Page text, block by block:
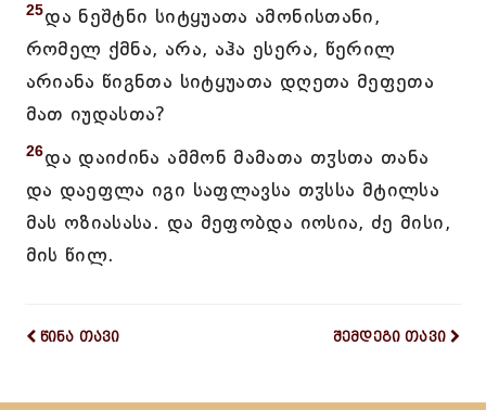
25და ნეშტნი სიტყუათა ამონისთანი,
რომელ ქმნა, არა, აჰა ესერა, წერილ
არიანა წიგნთა სიტყუათა დღეთა მეფეთა
მათ იუდასთა?
26და დაიძინა ამმონ მამათა თჳსთა თანა
და დაეფლა იგი საფლავსა თჳსსა მტილსა
მას ოზიასასა. და მეფობდა იოსია, ძე მისი,
მის წილ.
წინა თავი შემდეგი თავი